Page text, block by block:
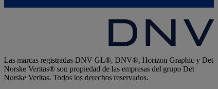
Las marcas registradas DNV GL®, DNV®, Horizon Graphic y Det
Norske Veritas® son propiedad de las empresas del grupo Det
Norske Veritas. Todos los derechos reservados.